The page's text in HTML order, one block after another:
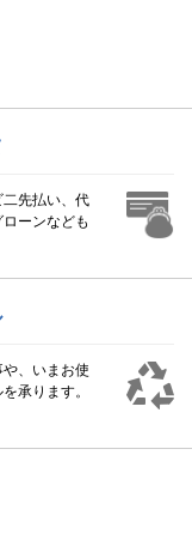
先払い、代
ーンなども
、いまお使
承ります。